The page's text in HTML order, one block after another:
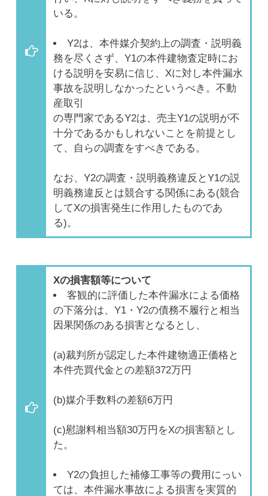
いる。
Y2は、本件媒介契約上の調査・説明義
務を尽くさず、Y1の本件建物査定時にお
ける説明を安易に信じ、Xに対し本件漏水
事故を説明しなかったというべき。不動
産取引
の専門家であるY2は、売主Y1の説明が不
十分であるかもしれないことを前提とし
て、自らの調査をすべきである。
なお、Y2の調査・説明義務違反とY1の説
明義務違反とは競合する関係にある(競合
してXの損害発生に作用したものであ
る)。
Xの損害額等について
客観的に評価した本件漏水による価格
の下落分は、Y1・Y2の債務不履行と相当
因果関係のある損害となるとし、
(a)裁判所が認定した本件建物適正価格と
本件売買代金との差額372万円
(b)媒介手数料の差額6万円
(c)慰謝料相当額30万円をXの損害額とし
た。
Y2の負担した補修工事等の費用にっい
ては、本件漏水事故による損害を実質的